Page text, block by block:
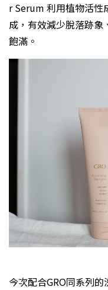
r Serum 利用植物活性
成，有效減少脫落跡
飽滿。
今次配合GRO同系列